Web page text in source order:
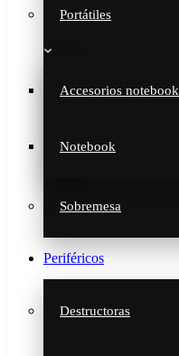
Portátiles
Accesorios notebook
Notebook
Sobremesa
Periféricos
Destructoras